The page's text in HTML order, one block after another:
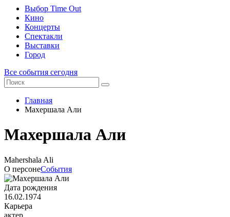
Выбор Time Out
Кино
Концерты
Спектакли
Выставки
Город
Все события сегодня
Главная
Махершала Али
Махершала Али
Mahershala Ali
О персонеСобытия
Дата рождения
16.02.1974
Карьера
актер